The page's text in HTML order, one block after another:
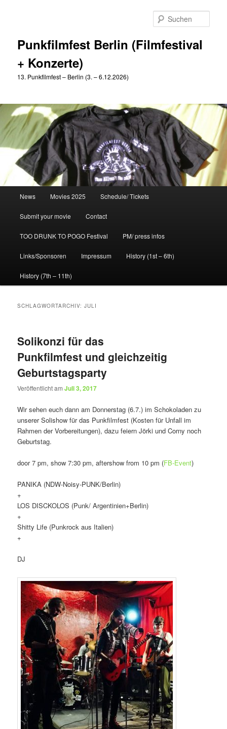
Punkfilmfest Berlin (Filmfestival
+ Konzerte)
13. Punkfilmfest – Berlin (3. – 6.12.2026)
News Movies 2025 Schedule/ Tickets
Submit your movie Contact
TOO DRUNK TO POGO Festival PM/ press infos
Links/Sponsoren Impressum History (1st – 6th)
History (7th – 11th)
SCHLAGWORTARCHIV:JULI
Solikonzi für das
Punkfilmfest und gleichzeitig
Geburtstagsparty
Veröffentlicht amJuli 3, 2017
Wir sehen euch dann am Donnerstag (6.7.) im Schokoladen zu
unserer Solishow für das Punkfilmfest (Kosten für Unfall im
Rahmen der Vorbereitungen), dazu feiern Jörki und Corny noch
Geburtstag.
door 7 pm, show 7:30 pm, aftershow from 10 pm (FB-Event)
PANIKA (NDW-Noisy-PUNK/Berlin)
+
LOS DISCKOLOS (Punk/ Argentinien+Berlin)
+
Shitty Life (Punkrock aus Italien)
+
DJ